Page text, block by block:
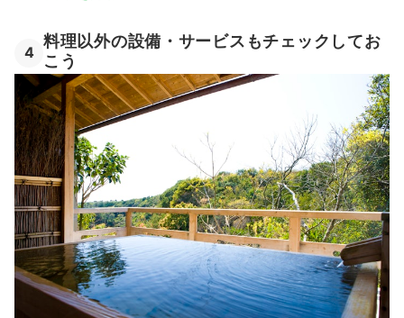
4
料理以外の設備・サービスもチェックしてお
こう